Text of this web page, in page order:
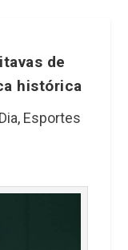
de
histórica
, Esportes